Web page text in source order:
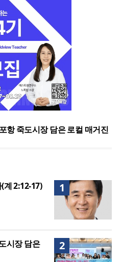
왕의 기도’로 나라·한국교회·다
항 죽도시장 담은 로컬 매거진
의 기도’로 나라·한국교회·다
하나 된 희망의 미래를 향하
1
계 2:12-17)
2
시장 담은